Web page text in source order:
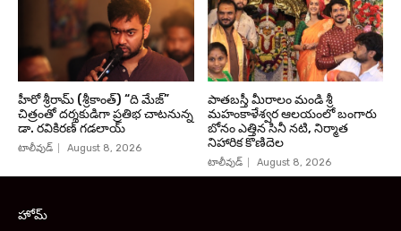
హీరో శ్రీరామ్ (శ్రీకాంత్) “ది మేజ్”
చిత్రంతో దర్శకుడిగా ప్రతిభ చాటనున్న
డా. రవికిరణ్ గడలాయ్
టాలీవుడ్ August 8, 2026
పాతబస్తీ మీరాలం మండి శ్రీ
మహంకాళేశ్వర ఆలయంలో బంగారు
బోనం ఎత్తిన సినీ నటి, నిర్మాత
నిహారిక కొణిదెల
టాలీవుడ్ August 8, 2026
హోమ్